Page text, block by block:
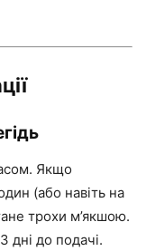
Якщо
(або навіть на
трохи м’якшою.
дні до подачі.